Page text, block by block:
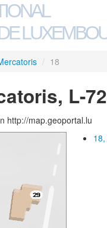
/ 18
L-
http://map.geoportal.lu